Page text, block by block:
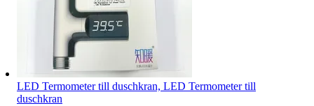
LED Termometer till duschkran, LED Termometer till
duschkran